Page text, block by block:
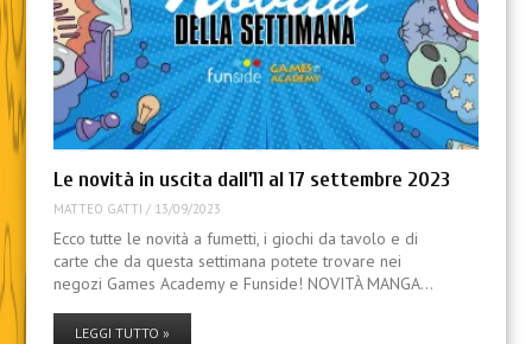
Le novità in uscita dall’11 al 17 settembre 2023
MATTEO GATTI / 13/09/2023
Ecco tutte le novità a fumetti, i giochi da tavolo e di
carte che da questa settimana potete trovare nei
negozi Games Academy e Funside! NOVITÀ MANGA…
LEGGI TUTTO »